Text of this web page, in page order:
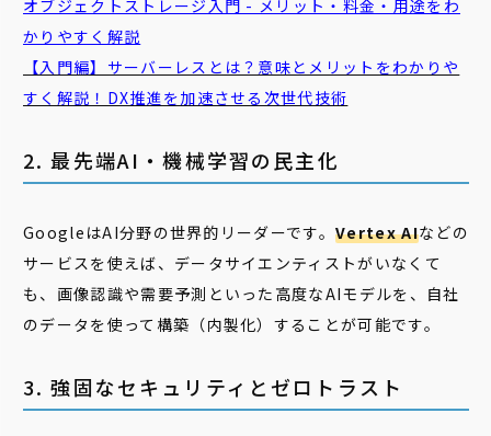
オブジェクトストレージ入門 - メリット・料金・用途をわ
かりやすく解説
【入門編】サーバーレスとは？意味とメリットをわかりや
すく解説！DX推進を加速させる次世代技術
2. 最先端AI・機械学習の民主化
GoogleはAI分野の世界的リーダーです。Vertex AIなどの
サービスを使えば、データサイエンティストがいなくて
も、画像認識や需要予測といった高度なAIモデルを、自社
のデータを使って構築（内製化）することが可能です。
3. 強固なセキュリティとゼロトラスト